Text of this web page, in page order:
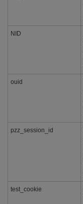
NID
ouid
pzz_session_id
test_cookie